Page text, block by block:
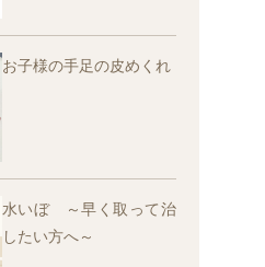
お子様の手足の皮めくれ
水いぼ ～早く取って治
したい方へ～